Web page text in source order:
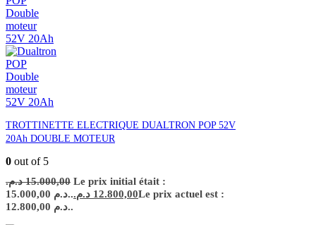
TROTTINETTE ELECTRIQUE DUALTRON POP 52V
20Ah DOUBLE MOTEUR
0 out of 5
15.000,00 د.م.
Le prix initial était :
15.000,00 د.م..
12.800,00 د.م.
Le prix actuel est :
12.800,00 د.م..